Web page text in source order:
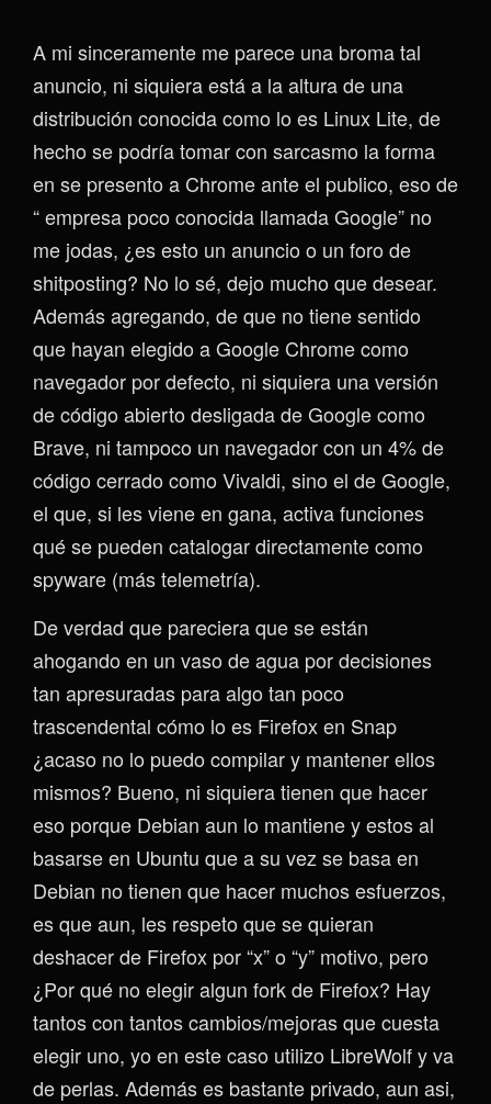
A mi sinceramente me parece una broma tal
anuncio, ni siquiera está a la altura de una
distribución conocida como lo es Linux Lite, de
hecho se podría tomar con sarcasmo la forma
en se presento a Chrome ante el publico, eso de
“ empresa poco conocida llamada Google” no
me jodas, ¿es esto un anuncio o un foro de
shitposting? No lo sé, dejo mucho que desear.
Además agregando, de que no tiene sentido
que hayan elegido a Google Chrome como
navegador por defecto, ni siquiera una versión
de código abierto desligada de Google como
Brave, ni tampoco un navegador con un 4% de
código cerrado como Vivaldi, sino el de Google,
el que, si les viene en gana, activa funciones
qué se pueden catalogar directamente como
spyware (más telemetría).
De verdad que pareciera que se están
ahogando en un vaso de agua por decisiones
tan apresuradas para algo tan poco
trascendental cómo lo es Firefox en Snap
¿acaso no lo puedo compilar y mantener ellos
mismos? Bueno, ni siquiera tienen que hacer
eso porque Debian aun lo mantiene y estos al
basarse en Ubuntu que a su vez se basa en
Debian no tienen que hacer muchos esfuerzos,
es que aun, les respeto que se quieran
deshacer de Firefox por “x” o “y” motivo, pero
¿Por qué no elegir algun fork de Firefox? Hay
tantos con tantos cambios/mejoras que cuesta
elegir uno, yo en este caso utilizo LibreWolf y va
de perlas. Además es bastante privado, aun asi,